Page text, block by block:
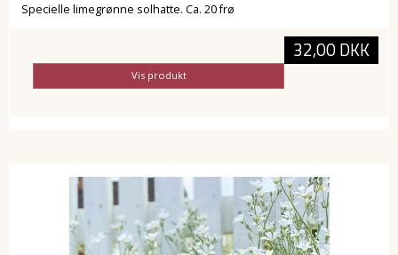
Specielle limegrønne solhatte. Ca. 20 frø
32,00 DKK
Vis produkt